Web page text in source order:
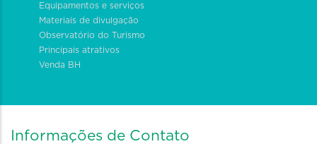
Equipamentos e serviços
Materiais de divulgação
Observatório do Turismo
Principais atrativos
Venda BH
Informações de Contato